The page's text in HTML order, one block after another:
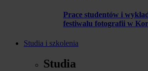
Prace studentów i
festiwalu fotografii w
Studia i szkolenia
Studia